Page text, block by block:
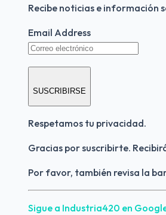
Recibe noticias e información
Email Address
SUSCRIBIRSE
Respetamos tu privacidad.
Gracias por suscribirte.
Por favor, también revisa la
Sigue a Industria420 en